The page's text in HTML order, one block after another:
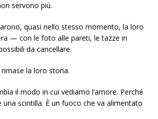
servono più.
quasi nello stesso momento, la loro
— con le foto alle pareti, le tazze in
da cancellare.
la loro storia.
il modo in cui vediamo l’amore. Perché
una scintilla. È un fuoco che va alimentato